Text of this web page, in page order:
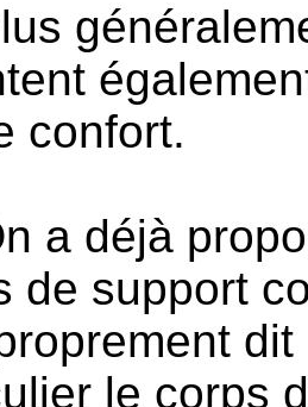
confort.
a déjà
de support
le corps